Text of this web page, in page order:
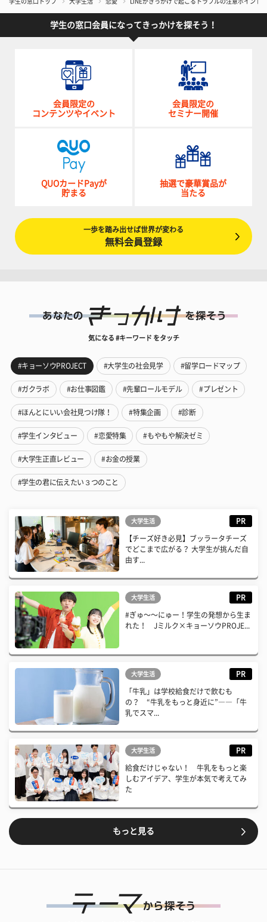
学生の窓口会員になってきっかけを探そう！
会員限定の
コンテンツやイベント
会員限定の
セミナー開催
QUOカードPayが
貯まる
抽選で豪華賞品が
当たる
一歩を踏み出せば世界が変わる
無料会員登録
気になる #キーワード をタッチ
#キョーソウPROJECT #大学生の社会見学 #留学ロードマップ
#ガクラボ #お仕事図鑑 #先輩ロールモデル #プレゼント
#ほんとにいい会社見つけ隊！ #特集企画 #診断
#学生インタビュー #恋愛特集 #もやもや解決ゼミ
#大学生正直レビュー #お金の授業
#学生の君に伝えたい３つのこと
大学生活 PR
【チーズ好き必見】ブッラータチーズ
でどこまで広がる？ 大学生が挑んだ自
由す...
大学生活 PR
#ぎゅ〜〜にゅー！学生の発想から生ま
れた！ Jミルク×キョーソウPROJE...
大学生活 PR
「牛乳」は学校給食だけで飲むも
の？ “牛乳をもっと身近に”――「牛
乳でスマ...
大学生活 PR
給食だけじゃない！ 牛乳をもっと楽
しむアイデア、学生が本気で考えてみ
た
もっと見る